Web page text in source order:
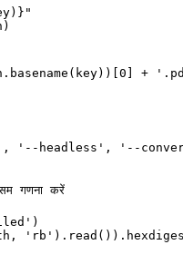
+
'--headless', '--
गणना करें